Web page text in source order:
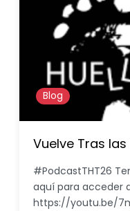
Blog
Vuelve Tras
#PodcastTHT26
aquí para acceder
https://youtu.be/